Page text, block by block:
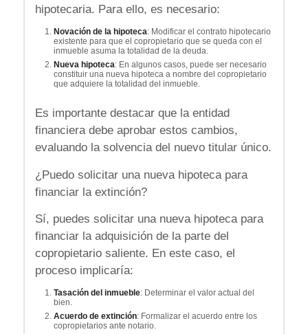
hipotecaria. Para ello, es necesario:
Novación de la hipoteca: Modificar el contrato hipotecario
existente para que el copropietario que se queda con el
inmueble asuma la totalidad de la deuda.
Nueva hipoteca: En algunos casos, puede ser necesario
constituir una nueva hipoteca a nombre del copropietario
que adquiere la totalidad del inmueble.
Es importante destacar que la entidad
financiera debe aprobar estos cambios,
evaluando la solvencia del nuevo titular único.
¿Puedo solicitar una nueva hipoteca para
financiar la extinción?
Sí, puedes solicitar una nueva hipoteca para
financiar la adquisición de la parte del
copropietario saliente. En este caso, el
proceso implicaría:
Tasación del inmueble: Determinar el valor actual del
bien.
Acuerdo de extinción: Formalizar el acuerdo entre los
copropietarios ante notario.